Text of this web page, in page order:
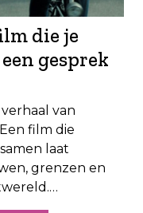
die je
gesprek
van
film die
laat
grenzen en